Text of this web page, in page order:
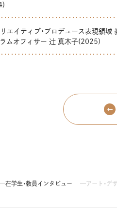
エイティブ・プロデュース表現領域
ムオフィサー 辻 真木子(2025)
在学生・教員インタビュー アート・デ